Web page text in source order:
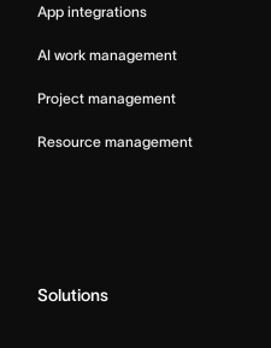
App integrations
AI work management
Project management
Resource management
Solutions